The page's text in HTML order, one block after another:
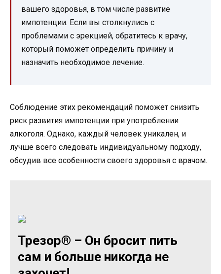
вашего здоровья, в том числе развитие
импотенции. Если вы столкнулись с
проблемами с эрекцией, обратитесь к врачу,
который поможет определить причину и
назначить необходимое лечение.
Соблюдение этих рекомендаций поможет снизить
риск развития импотенции при употреблении
алкоголя. Однако, каждый человек уникален, и
лучше всего следовать индивидуальному подходу,
обсудив все особенности своего здоровья с врачом.
Трезор® – Он бросит пить
сам и больше никогда не